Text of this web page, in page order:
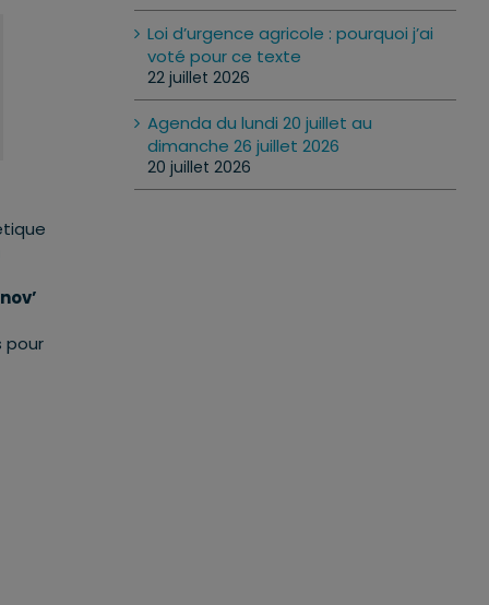
pour
Loi d’urgence agricole : pourquoi j’ai
voté pour ce texte
22 juillet 2026
Agenda du lundi 20 juillet au
dimanche 26 juillet 2026
20 juillet 2026